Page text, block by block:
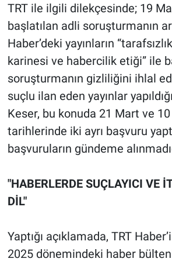
TRT ile ilgili dilekçesinde; 19
başlatılan adli soruşturmanın
Haber’deki yayınların
karinesi ve habercilik etiği” ile
soruşturmanın gizliliğini ihlal
suçlu ilan eden yayınlar
Keser, bu konuda 21 Mart ve
tarihlerinde iki ayrı başvuru
başvuruların gündeme
"HABERLERDE SUÇLAYICI VE
DİL"
Yaptığı açıklamada, TRT
2025 dönemindeki haber
Kimdir
Koronavirüs
Kültür Sanat
Ne demişti
Nedir
Popüler
Programlar
Spor